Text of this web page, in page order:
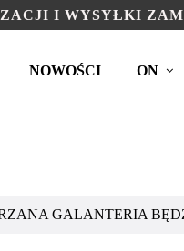
I WYSYŁKI
NOWOŚCI ON
GALANTERIA